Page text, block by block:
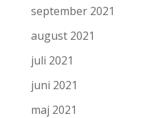
september 2021
august 2021
juli 2021
juni 2021
maj 2021